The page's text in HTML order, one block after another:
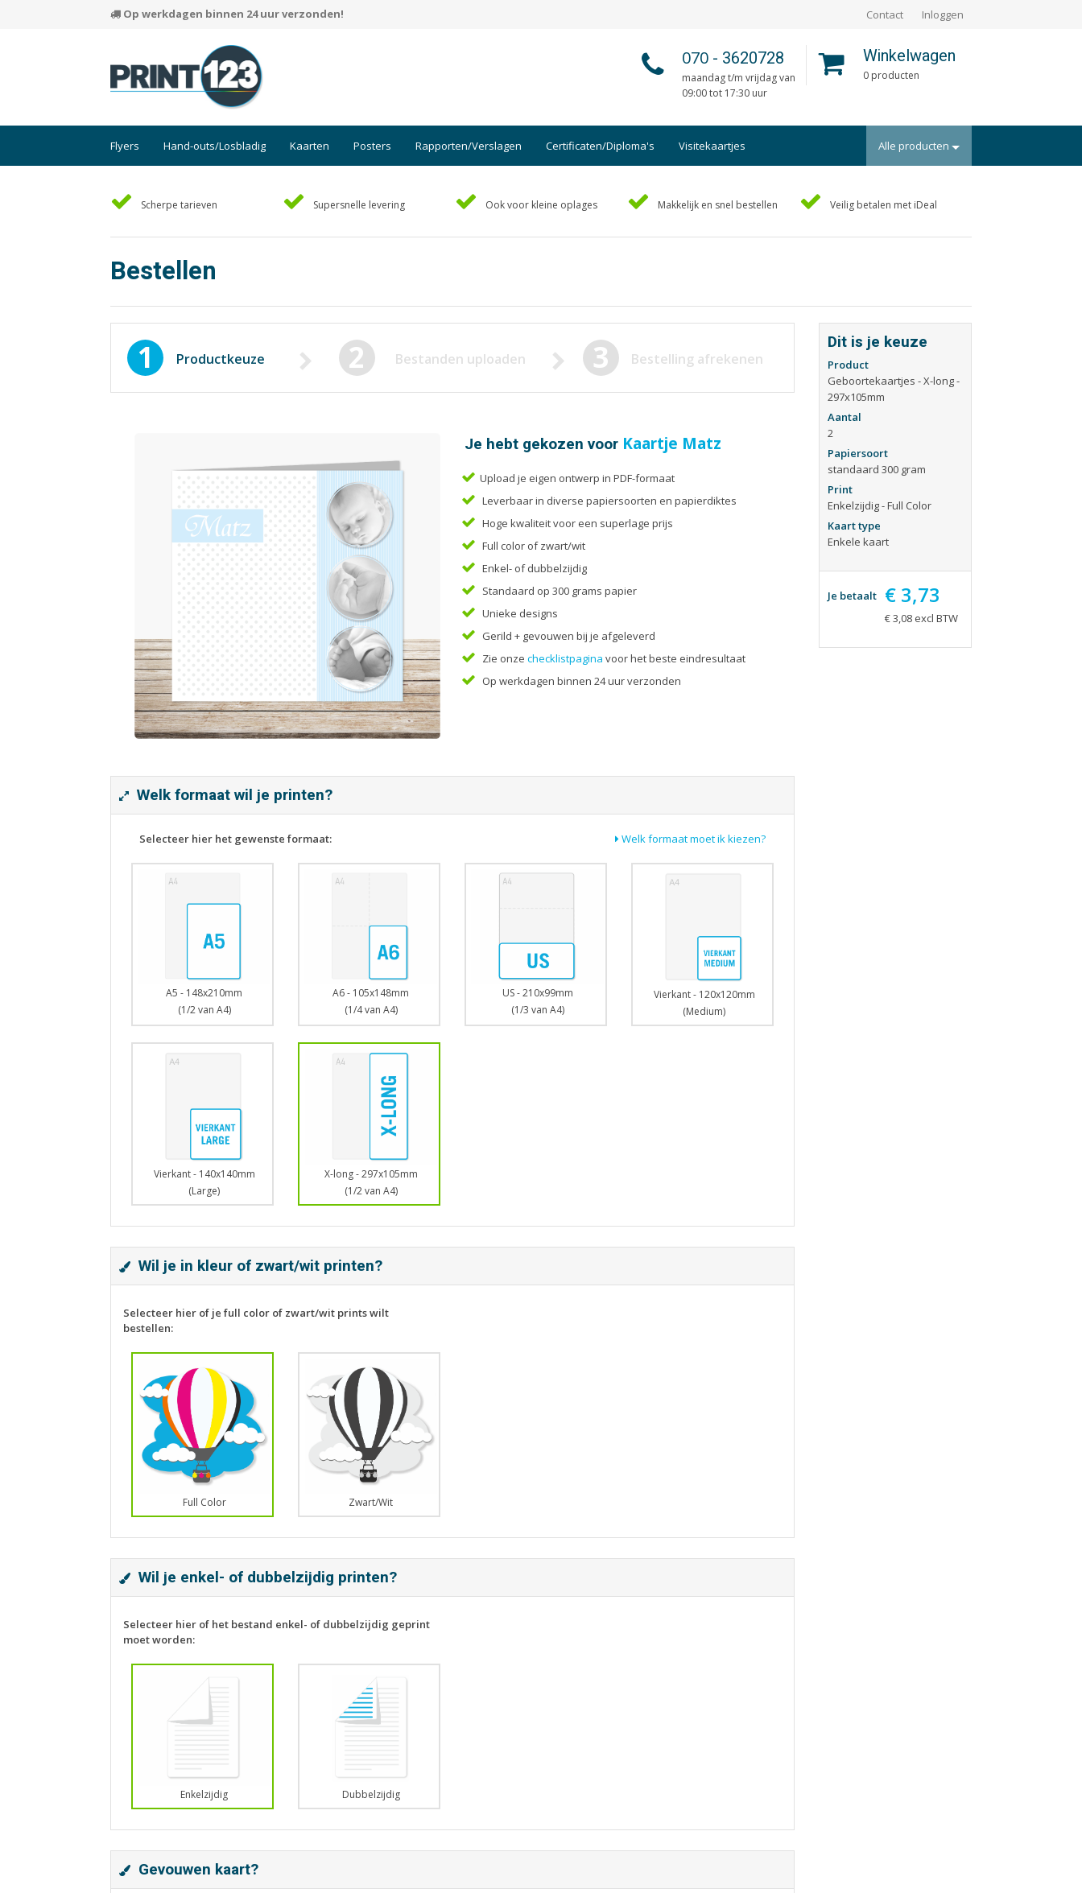
Op werkdagen binnen 24 uur verzonden! Contact Inloggen
070 - 3620728
maandag t/m vrijdag van
09:00 tot 17:30 uur
Winkelwagen
0 producten
Flyers Hand-outs/Losbladig Kaarten Posters Rapporten/Verslagen Certificaten/Diploma's Visitekaartjes Alle producten
Briefpapier
Doordruksets
Enveloppen
Folders
Hand-outs/Losbladig
Liturgieën
Notitieblokken
Programmaboekjes
Trouwkaarten
Tijdschriften
Verhuiskaarten
Verjaardagskaarten
Scherpe tarieven Supersnelle levering Ook voor kleine oplages Makkelijk en snel bestellen Veilig betalen met iDeal
Bestellen
1 Productkeuze 2 Bestanden uploaden 3 Bestelling afrekenen
Je hebt gekozen voor Kaartje Matz
Upload je eigen ontwerp in PDF-formaat
Leverbaar in diverse papiersoorten en papierdiktes
Hoge kwaliteit voor een superlage prijs
Full color of zwart/wit
Enkel- of dubbelzijdig
Standaard op 300 grams papier
Unieke designs
Gerild + gevouwen bij je afgeleverd
Zie onze checklistpagina voor het beste eindresultaat
Op werkdagen binnen 24 uur verzonden
Welk formaat wil je printen?
Selecteer hier het gewenste formaat: Welk formaat moet ik kiezen?
A5 - 148x210mm
(1/2 van A4)
A6 - 105x148mm
(1/4 van A4)
US - 210x99mm
(1/3 van A4)
Vierkant - 120x120mm
(Medium)
Vierkant - 140x140mm
(Large)
X-long - 297x105mm
(1/2 van A4)
Wil je in kleur of zwart/wit printen?
Selecteer hier of je full color of zwart/wit prints wilt
bestellen:
Full Color Zwart/Wit
Wil je enkel- of dubbelzijdig printen?
Selecteer hier of het bestand enkel- of dubbelzijdig geprint
moet worden:
Enkelzijdig Dubbelzijdig
Gevouwen kaart?
Dit is je keuze
Product
Geboortekaartjes - X-long -
297x105mm
Aantal
2
Papiersoort
standaard 300 gram
Print
Enkelzijdig - Full Color
Kaart type
Enkele kaart
Je betaalt € 3,73
€ 3,08 excl BTW